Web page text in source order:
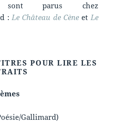
sont parus chez
:Le Château de Cèneet Le
POUR LIRE LES
Gallimard)